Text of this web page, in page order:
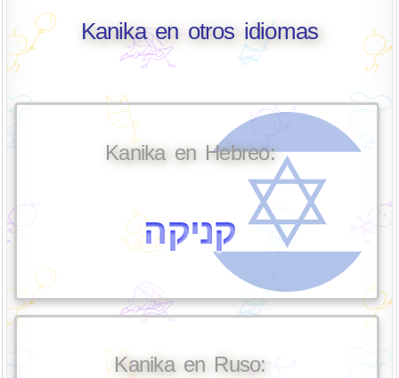
Kanika en otros idiomas
Kanika en Hebreo:
קניקה
Kanika en Ruso: